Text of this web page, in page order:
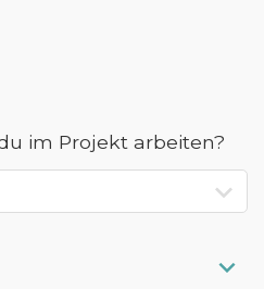
im Projekt arbeiten?